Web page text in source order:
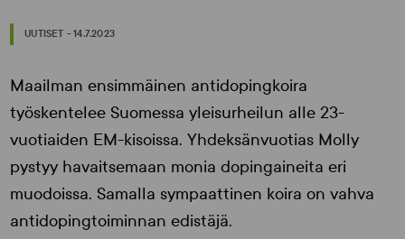
UUTISET - 14.7.2023
Maailman ensimmäinen antidopingkoira
työskentelee Suomessa yleisurheilun alle 23-
vuotiaiden EM-kisoissa. Yhdeksänvuotias Molly
pystyy havaitsemaan monia dopingaineita eri
muodoissa. Samalla sympaattinen koira on vahva
antidopingtoiminnan edistäjä.